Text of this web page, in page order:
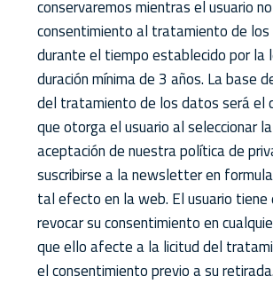
conservaremos mientras el usuario
consentimiento al tratamiento de los
durante el tiempo establecido por la
duración mínima de 3 años. La base
del tratamiento de los datos será el
que otorga el usuario al seleccionar
aceptación de nuestra política de
suscribirse a la newsletter en
tal efecto en la web. El usuario tiene
revocar su consentimiento en
que ello afecte a la licitud del
el consentimiento previo a su retirada.